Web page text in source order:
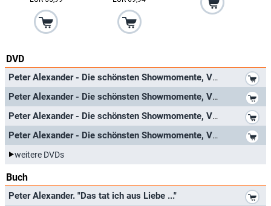
DVD
Peter Alexander - Die schönsten Showmomente, Vol. 1: Herzlichen Glückwunsch!
Peter Alexander - Die schönsten Showmomente, Vol. 2: Herzlichen Glückwunsch!
Peter Alexander - Die schönsten Showmomente, Vol. 3: Herzlichen Glückwunsch!
Peter Alexander - Die schönsten Showmomente, Vol. 4: Fröhliche Weihnachten!
weitere DVDs
Buch
Peter Alexander. "Das tat ich aus Liebe ..."